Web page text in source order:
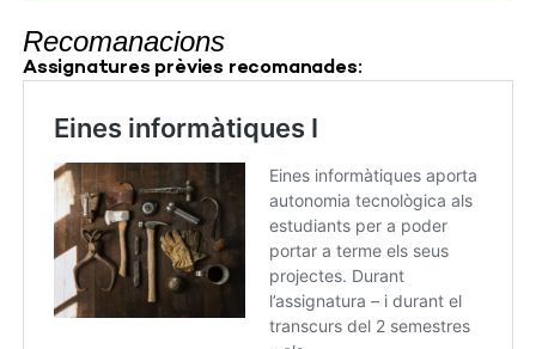
Recomanacions
Assignatures prèvies recomanades: